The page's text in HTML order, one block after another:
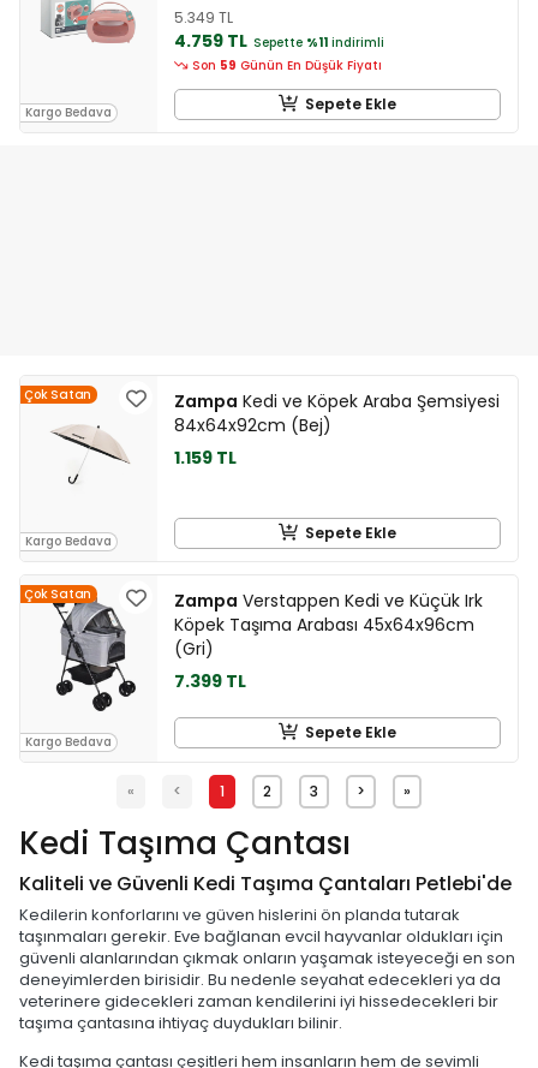
Kargo Bedava
5.349 TL
4.759 TL Sepette %11 indirimli
Son 59 Günün En Düşük Fiyatı
Sepete Ekle
Çok Satan
Kargo Bedava
Zampa Kedi ve Köpek Araba Şemsiyesi
84x64x92cm (Bej)
1.159 TL
Sepete Ekle
Çok Satan
Kargo Bedava
Zampa Verstappen Kedi ve Küçük Irk
Köpek Taşıma Arabası 45x64x96cm
(Gri)
7.399 TL
Sepete Ekle
« < 1 2 3 > »
Kedi Taşıma Çantası
Kaliteli ve Güvenli Kedi Taşıma Çantaları Petlebi'de
Kedilerin konforlarını ve güven hislerini ön planda tutarak
taşınmaları gerekir. Eve bağlanan evcil hayvanlar oldukları için
güvenli alanlarından çıkmak onların yaşamak isteyeceği en son
deneyimlerden birisidir. Bu nedenle seyahat edecekleri ya da
veterinere gidecekleri zaman kendilerini iyi hissedecekleri bir
taşıma çantasına ihtiyaç duydukları bilinir.
Kedi taşıma çantası çeşitleri hem insanların hem de sevimli